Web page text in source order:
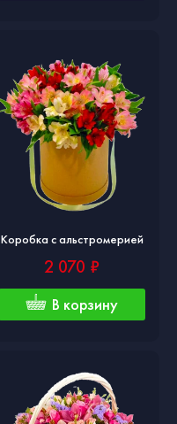
Коробка с альстромерией
2 070 ₽
В корзину